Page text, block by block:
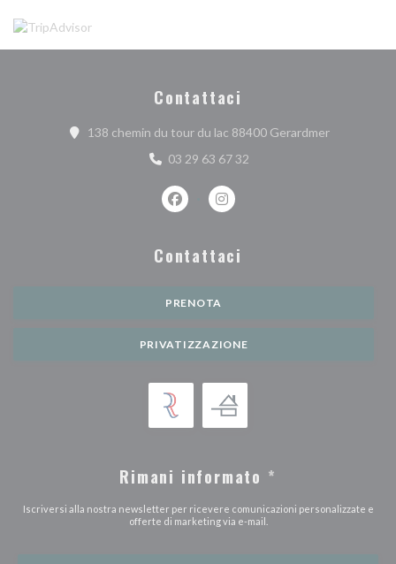
Contattaci
138 chemin du tour du lac 88400 Gerardmer((apre una
03 29 63 67 32
Facebook ((apre una nuova finestra))
Instagram ((apre una nuova
Contattaci
PRENOTA
PRIVATIZZAZIONE
Rimani informato *
Iscriversi alla nostra newsletter per ricevere comunicazioni personalizzate e
offerte di marketing via e-mail.